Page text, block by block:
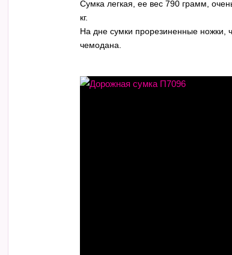
Сумка легкая, ее вес 790 грамм,
кг.
На дне сумки прорезиненные ножки,
чемодана.